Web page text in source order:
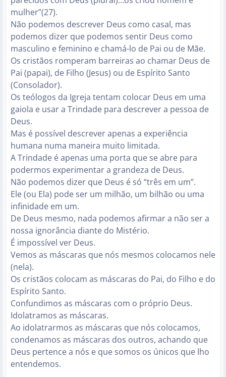
mulher”(27).
Não podemos descrever Deus como casal, mas
podemos dizer que podemos sentir Deus como
masculino e feminino e chamá-lo de Pai ou de Mãe.
Os cristãos romperam barreiras ao chamar Deus de
Pai (papai), de Filho (Jesus) ou de Espírito Santo
(Consolador).
Os teólogos da Igreja tentam colocar Deus em uma
gaiola e usar a Trindade para descrever a pessoa de
Deus.
Mas é possível descrever apenas a experiência
humana numa maneira muito limitada.
A Trindade é apenas uma porta que se abre para
podermos experimentar a grandeza de Deus.
Não podemos dizer que Deus é só “três em um”.
Ele (ou Ela) pode ser um milhão, um bilhão ou uma
infinidade em um.
De Deus mesmo, nada podemos afirmar a não ser a
nossa ignorância diante do Mistério.
É impossível ver Deus.
Vemos as máscaras que nós mesmos colocamos nele
(nela).
Os cristãos colocam as máscaras do Pai, do Filho e do
Espírito Santo.
Confundimos as máscaras com o próprio Deus.
Idolatramos as máscaras.
Ao idolatrarmos as máscaras que nós colocamos,
condenamos as máscaras dos outros, achando que
Deus pertence a nós e que somos os únicos que lho
entendemos.